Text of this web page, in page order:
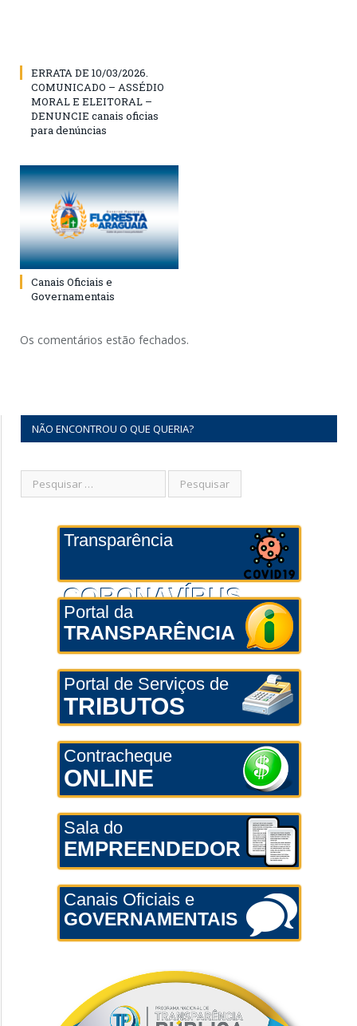
ERRATA DE 10/03/2026.
COMUNICADO – ASSÉDIO
MORAL E ELEITORAL –
DENUNCIE canais oficias
para denúncias
Canais Oficiais e
Governamentais
Os comentários estão fechados.
NÃO ENCONTROU O QUE QUERIA?
Transparência
CORONAVÍRUS
Portal da
TRANSPARÊNCIA
Portal de Serviços de
TRIBUTOS
Contracheque
ONLINE
Sala do
EMPREENDEDOR
Canais Oficiais e
GOVERNAMENTAIS